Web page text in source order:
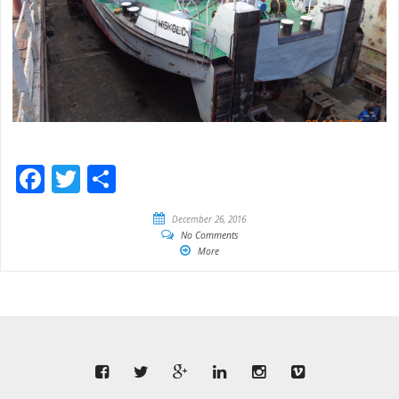
Facebook
Twitter
December 26, 2016
No Comments
More